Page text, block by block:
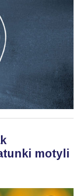
motyli